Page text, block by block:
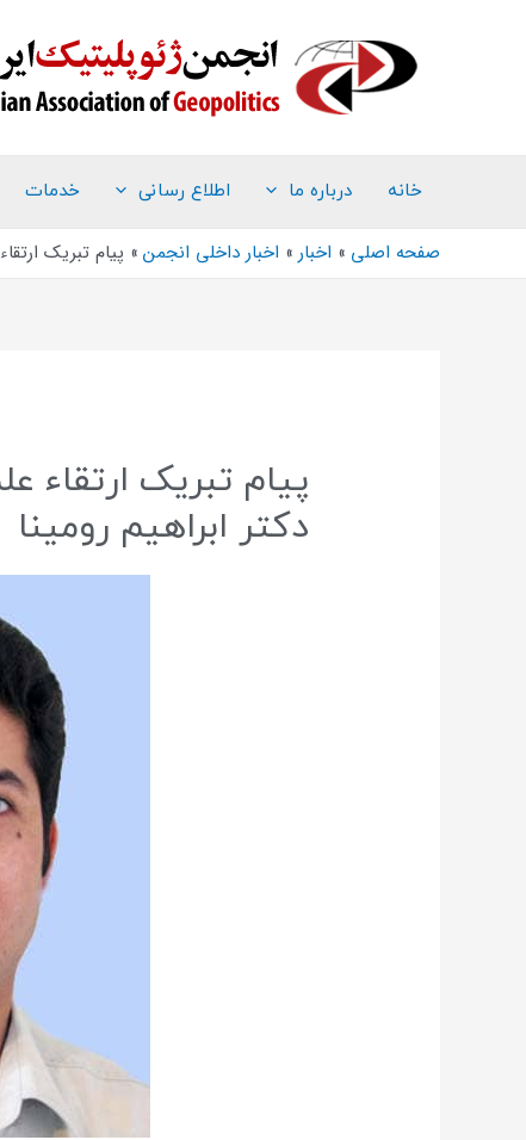
خانه درباره ما اطلاع رسانی خدمات
صفحه اصلی اخبار اخبار داخلی انجمن پیام تبریک
پیام تبریک ارتقاء
دکتر ابراهیم رومینا